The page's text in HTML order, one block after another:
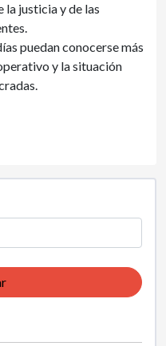
la justicia y de las
puedan conocerse más
y la situación